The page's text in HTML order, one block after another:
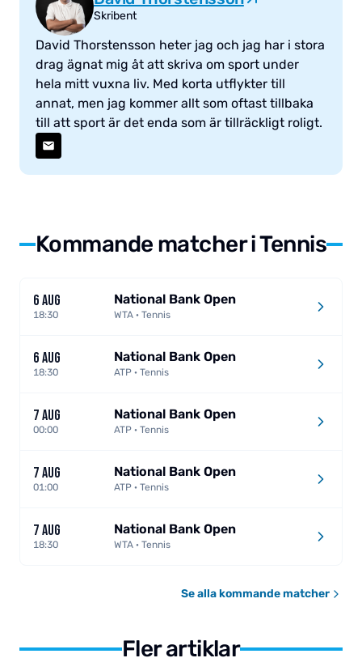
Skribent
David Thorstensson heter jag och jag har i stora
drag ägnat mig åt att skriva om sport under
hela mitt vuxna liv. Med korta utflykter till
annat, men jag kommer allt som oftast tillbaka
till att sport är det enda som är tillräckligt roligt.
Kommande matcher i Tennis
6 AUG
18:30
National Bank Open
WTA · Tennis
6 AUG
18:30
National Bank Open
ATP · Tennis
7 AUG
00:00
National Bank Open
ATP · Tennis
7 AUG
01:00
National Bank Open
ATP · Tennis
7 AUG
18:30
National Bank Open
WTA · Tennis
Se alla kommande matcher
Fler artiklar